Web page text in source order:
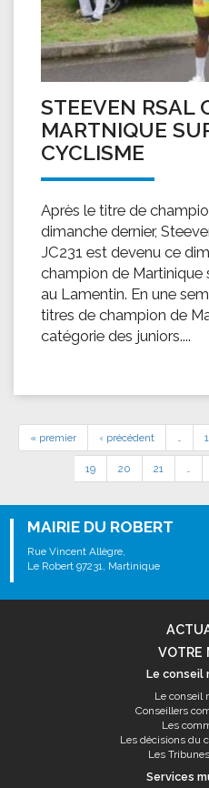
STEEVEN RSAL
MARTNIQUE
CYCLISME
Après le titre de
dimanche dernier,
JC231 est devenu ce
champion de Martinique
au Lamentin. En une
titres de champion de
catégorie des juniors....
« premier ‹ précédent …
19 20 21 …
MAIRIE DU ROBERT
Rue Vincent Allègre,
Le Robert 97231, Martinique
VOTRE
Le conseil
Le conseil
Conseillers
Les
Les décisions du
Les
Services